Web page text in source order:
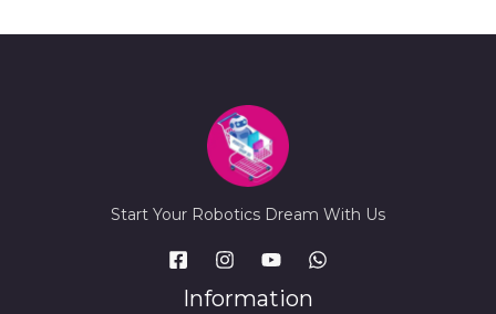
Start Your Robotics Dream With Us
Information